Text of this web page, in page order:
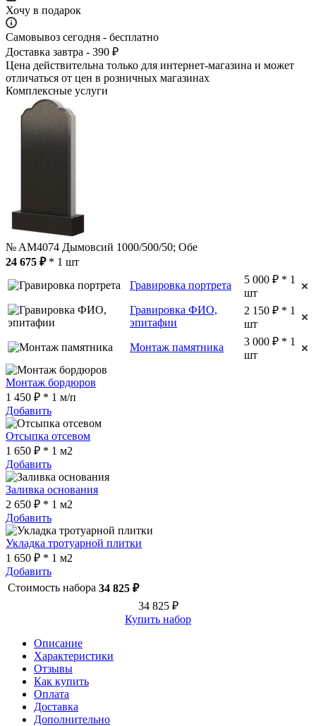
Хочу в подарок
Самовывоз сегодня - бесплатно
Доставка завтра - 390 ₽
Цена действительна только для интернет-магазина и может
отличаться от цен в розничных магазинах
Комплексные услуги
№ AM4074 Дымовсий 1000/500/50; Обе
24 675 ₽* 1 шт
Гравировка портрета
5 000 ₽ * 1
шт
Гравировка ФИО,
эпитафии
2 150 ₽ * 1
шт
Монтаж памятника
3 000 ₽ * 1
шт
Монтаж бордюров
1 450 ₽ * 1 м/п
Добавить
Отсыпка отсевом
1 650 ₽ * 1 м2
Добавить
Заливка основания
2 650 ₽ * 1 м2
Добавить
Укладка тротуарной плитки
1 650 ₽ * 1 м2
Добавить
Стоимость набора 34 825 ₽
34 825 ₽
Купить набор
Описание
Характеристики
Отзывы
Как купить
Оплата
Доставка
Дополнительно